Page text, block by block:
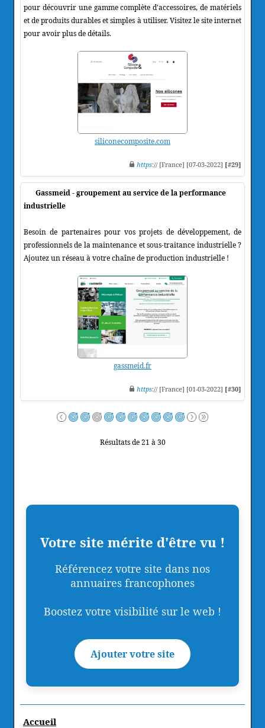
pour découvrir une gamme complète d'accessoires, de matériels
et de produits durables et simples à utiliser. Visitez le site internet
pour avoir plus de détails.
siliconecomposite.com
https:// [France] [07-03-2022] [#29]
Gassmeid - groupement au service de la performance
industrielle
Besoin de partenaires pour vos projets de développement, de
professionnels de la maintenance et sous-traitance industrielle ?
Ajoutez un réseau à votre chaîne de production industrielle !
gassmeid.fr
https:// [France] [01-03-2022] [#30]
Résultats de 21 à 30
Votre site mérite d'être vu !
Référencez votre site dans nos
annuaires francophones
Boostez votre visibilité sur le web !
Ajouter votre site
Accueil